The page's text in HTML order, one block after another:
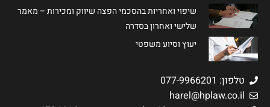
שיפוי ואחריות בהסכמי הפצה שיווק ומכירות – מאמר
שלישי ואחרון בסדרה
יעוץ וסיוע משפטי
טלפון: 077-9966201
harel@hplaw.co.il